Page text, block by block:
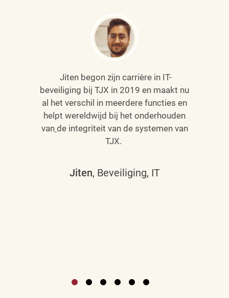
Jiten begon zijn carrière in IT-
beveiliging bij TJX in 2019 en maakt nu
al het verschil in meerdere functies en
helpt wereldwijd bij het onderhouden
van de integriteit van de systemen van
TJX.
Jiten, Beveiliging, IT